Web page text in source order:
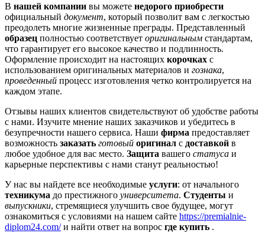
В нашей компании вы можете недорого приобрести
официальный документ, который позволит вам с легкостью
преодолеть многие жизненные преграды. Представленный
образец полностью соответствует оригинальным стандартам,
что гарантирует его высокое качество и подлинность.
Оформление происходит на настоящих корочках с
использованием оригинальных материалов и гознака,
проведенный процесс изготовления четко контролируется на
каждом этапе.
Отзывы наших клиентов свидетельствуют об удобстве работы
с нами. Изучите мнение наших заказчиков и убедитесь в
безупречности нашего сервиса. Наши фирма предоставляет
возможность заказать готовый оригинал с доставкой в
любое удобное для вас место. Защита вашего статуса и
карьерные перспективы с нами станут реальностью!
У нас вы найдете все необходимые услуги: от начального
техникума до престижного университета. Студенты и
выпускники, стремящиеся улучшить свое будущее, могут
ознакомиться с условиями на нашем сайте https://premialnie-
diplom24.com/и найти ответ на вопрос где купить .